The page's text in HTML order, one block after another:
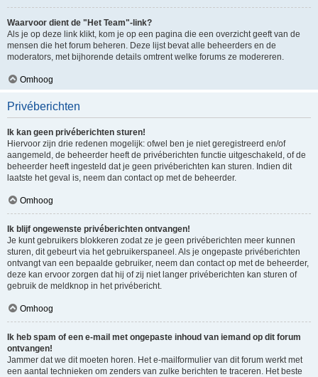
Waarvoor dient de "Het Team"-link?
Als je op deze link klikt, kom je op een pagina die een overzicht geeft van de
mensen die het forum beheren. Deze lijst bevat alle beheerders en de
moderators, met bijhorende details omtrent welke forums ze modereren.
Omhoog
Privéberichten
Ik kan geen privéberichten sturen!
Hiervoor zijn drie redenen mogelijk: ofwel ben je niet geregistreerd en/of
aangemeld, de beheerder heeft de privéberichten functie uitgeschakeld, of de
beheerder heeft ingesteld dat je geen privéberichten kan sturen. Indien dit
laatste het geval is, neem dan contact op met de beheerder.
Omhoog
Ik blijf ongewenste privéberichten ontvangen!
Je kunt gebruikers blokkeren zodat ze je geen privéberichten meer kunnen
sturen, dit gebeurt via het gebruikerspaneel. Als je ongepaste privéberichten
ontvangt van een bepaalde gebruiker, neem dan contact op met de beheerder,
deze kan ervoor zorgen dat hij of zij niet langer privéberichten kan sturen of
gebruik de meldknop in het privébericht.
Omhoog
Ik heb spam of een e-mail met ongepaste inhoud van iemand op dit forum
ontvangen!
Jammer dat we dit moeten horen. Het e-mailformulier van dit forum werkt met
een aantal technieken om zenders van zulke berichten te traceren. Het beste